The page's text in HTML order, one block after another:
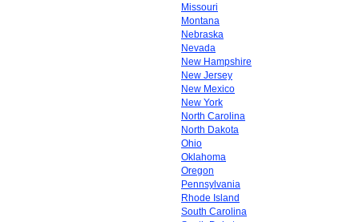
Missouri
Montana
Nebraska
Nevada
New Hampshire
New Jersey
New Mexico
New York
North Carolina
North Dakota
Ohio
Oklahoma
Oregon
Pennsylvania
Rhode Island
South Carolina